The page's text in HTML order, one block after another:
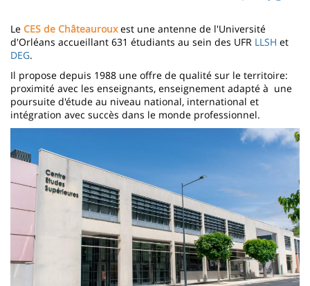
content
Contenu
de
la
page
principale
Le CES de Châteaurouxest une antenne de l'Université
d'Orléans accueillant 631 étudiants au sein des UFR LLSH et
DEG.
Il propose depuis 1988 une offre de qualité sur le territoire:
proximité avec les enseignants, enseignement adapté à une
poursuite d'étude au niveau national, international et
intégration avec succès dans le monde professionnel.